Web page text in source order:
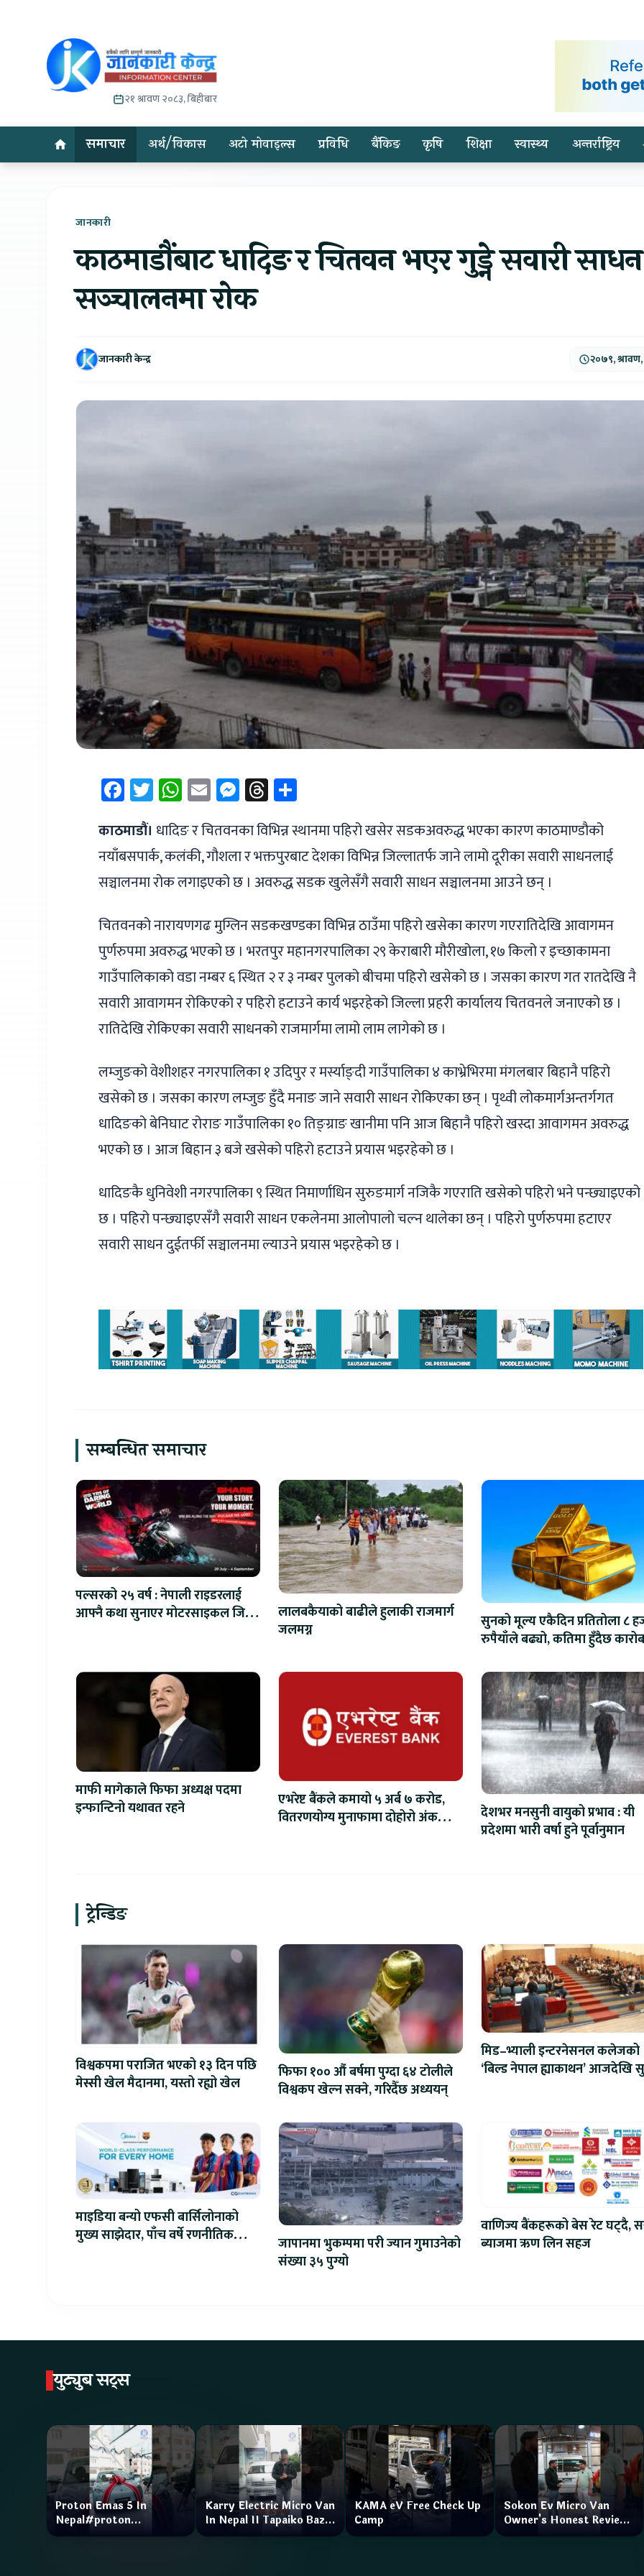
२१ श्रावण २०८३, बिहीबार
समाचार अर्थ/विकास अटो मोवाइल्स प्रविधि बैंकिङ कृषि शिक्षा स्वास्थ्य अन्तर्राष्ट्रिय
जानकारी
काठमाडौंबाट धादिङ र चितवन भएर गुड्ने सवारी साधन
सञ्चालनमा रोक
जानकारी केन्द्र २०७९,
Facebook
Twitter
WhatsApp
EmailMessenger
Threads
काठमाडौं। धादिङ र चितवनका विभिन्न स्थानमा पहिरो खसेर सडकअवरुद्ध भएका कारण काठमाण्डौको
नयाँबसपार्क, कलंकी, गौशला र भक्तपुरबाट देशका विभिन्न जिल्लातर्फ जाने लामो दूरीका सवारी साधनलाई
सञ्चालनमा रोक लगाइएको छ । अवरुद्ध सडक खुलेसँगै सवारी साधन सञ्चालनमा आउने छन् ।
चितवनको नारायणगढ मुग्लिन सडकखण्डका विभिन्न ठाउँमा पहिरो खसेका कारण गएरातिदेखि आवागमन
पुर्णरुपमा अवरुद्ध भएको छ । भरतपुर महानगरपालिका २९ केराबारी मौरीखोला, १७ किलो र इच्छाकामना
गाउँपालिकाको वडा नम्बर ६ स्थित २ र ३ नम्बर पुलको बीचमा पहिरो खसेको छ । जसका कारण गत रातदेखि नै
सवारी आवागमन रोकिएको र पहिरो हटाउने कार्य भइरहेको जिल्ला प्रहरी कार्यालय चितवनले जनाएको छ ।
रातिदेखि रोकिएका सवारी साधनको राजमार्गमा लामो लाम लागेको छ ।
लम्जुङको वेशीशहर नगरपालिका १ उदिपुर र मर्स्याङ्दी गाउँपालिका ४ काभ्रेभिरमा मंगलबार बिहानै पहिरो
खसेको छ । जसका कारण लम्जुङ हुँदै मनाङ जाने सवारी साधन रोकिएका छन् । पृथ्वी लोकमार्गअन्तर्गगत
धादिङको बेनिघाट रोराङ गाउँपालिका १० तिङ्ग्राङ खानीमा पनि आज बिहानै पहिरो खस्दा आवागमन अवरुद्ध
भएको छ । आज बिहान ३ बजे खसेको पहिरो हटाउने प्रयास भइरहेको छ ।
धादिङकै धुनिवेशी नगरपालिका ९ स्थित निमार्णाधिन सुरुङमार्ग नजिकै गएराति खसेको पहिरो भने पन्छ्याइएको
छ । पहिरो पन्छ्याइएसँगै सवारी साधन एकलेनमा आलोपालो चल्न थालेका छन् । पहिरो पुर्णरुपमा हटाएर
सवारी साधन दुईतर्फी सञ्चालनमा ल्याउने प्रयास भइरहेको छ ।
सम्बन्धित समाचार
पल्सरको २५ वर्ष : नेपाली राइडरलाई
आफ्नै कथा सुनाएर मोटरसाइकल जित्ने
लालबकैयाको बाढीले हुलाकी राजमार्ग
जलमग्न
सुनको मूल्य एकैदिन प्रतितोला ८
रुपैयाँले बढ्यो, कतिमा हुँदैछ
माफी मागेकाले फिफा अध्यक्ष पदमा
इन्फान्टिनो यथावत रहने
एभरेष्ट बैंकले कमायो ५ अर्ब ७ करोड,
वितरणयोग्य मुनाफामा दोहोरो अंकको
देशभर मनसुनी वायुको प्रभाव : यी
प्रदेशमा भारी वर्षा हुने पूर्वानुमान
ट्रेन्डिङ
विश्वकपमा पराजित भएको १३ दिन पछि
मेस्सी खेल मैदानमा, यस्तो रह्यो खेल
फिफा १०० औं बर्षमा पुग्दा ६४ टोलीले
विश्वकप खेल्न सक्ने, गरिदैँछ अध्ययन्
मिड–भ्याली इन्टरनेसनल कलेजको
‘बिल्ड नेपाल ह्याकाथन’ आजदेखि
माइडिया बन्यो एफसी बार्सिलोनाको
मुख्य साझेदार, पाँच वर्षे रणनीतिक
जापानमा भुकम्पमा परी ज्यान गुमाउनेको
संख्या ३५ पुग्यो
वाणिज्य बैंकहरूको बेस रेट घट्दै,
ब्याजमा ऋण लिन सहज
युट्युब सट्स
Proton Emas 5 In
Nepal#proton
#protonemas5#protonnepal#evcarnepal
Karry Electric Micro Van
In Nepal II Tapaiko Bazar
II Jankari Kendra
KAMA eV Free Check Up
Camp
Sokon Ev Micro Van
Owner's Honest Review
How is the service?